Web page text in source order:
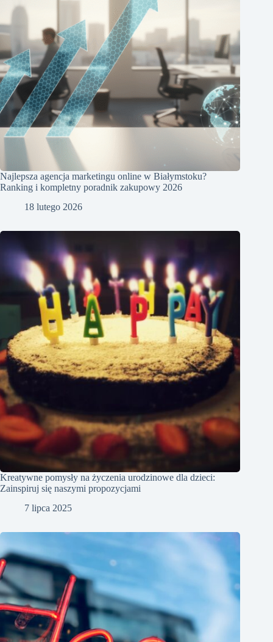
Najlepsza agencja marketingu online w Białymstoku?
Ranking i kompletny poradnik zakupowy 2026
18 lutego 2026
Kreatywne pomysły na życzenia urodzinowe dla dzieci:
Zainspiruj się naszymi propozycjami
7 lipca 2025